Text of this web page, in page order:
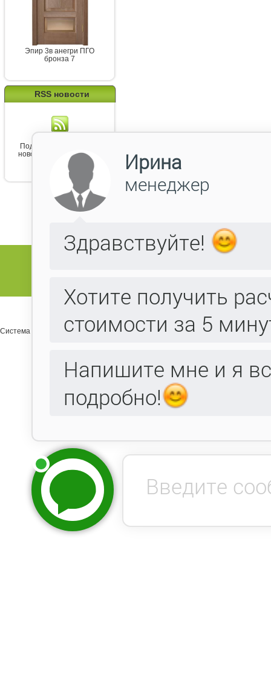
Эпир 3в анегри ПГО
бронза 7
RSS новости
Подпишитесь на канал
новостей от Belorawood
Система управления сайтом Host CMS